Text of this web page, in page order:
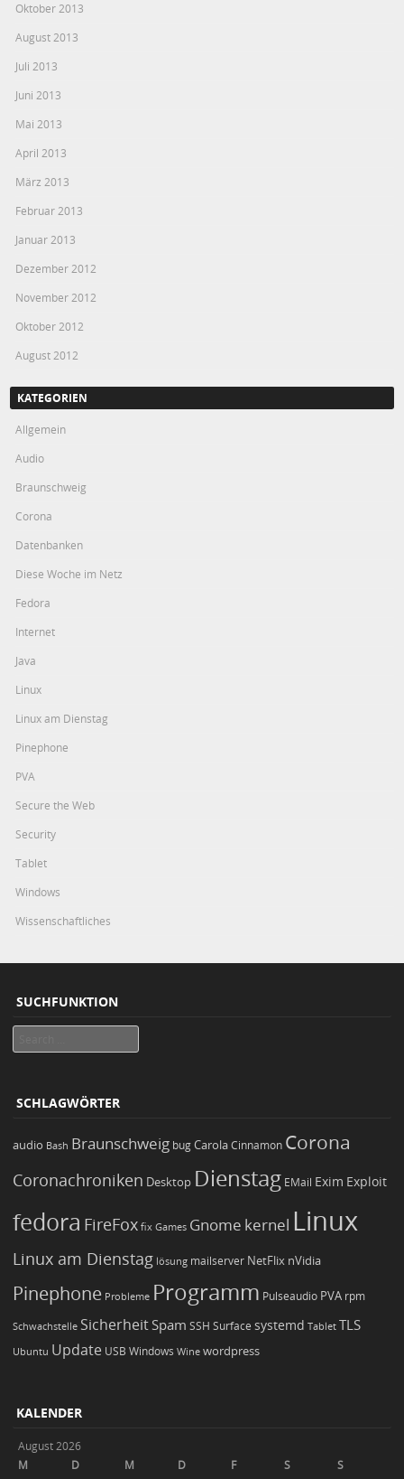
Oktober 2013
August 2013
Juli 2013
Juni 2013
Mai 2013
April 2013
März 2013
Februar 2013
Januar 2013
Dezember 2012
November 2012
Oktober 2012
August 2012
KATEGORIEN
Allgemein
Audio
Braunschweig
Corona
Datenbanken
Diese Woche im Netz
Fedora
Internet
Java
Linux
Linux am Dienstag
Pinephone
PVA
Secure the Web
Security
Tablet
Windows
Wissenschaftliches
SUCHFUNKTION
SCHLAGWÖRTER
audio Bash Braunschweig bugCarola Cinnamon Corona
Coronachroniken Desktop Dienstag EMail Exim Exploit
fedora FireFox fix Games Gnome kernel Linux
Linux am Dienstag lösung mailserver NetFlix nVidia
Pinephone Probleme Programm Pulseaudio PVA rpm
Schwachstelle Sicherheit Spam SSH Surface systemd Tablet TLS
Ubuntu Update USB Windows Wine wordpress
KALENDER
August 2026
M
D M D F S
S